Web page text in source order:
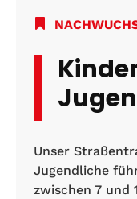
Unser
Jugendliche
zwischen 7 und